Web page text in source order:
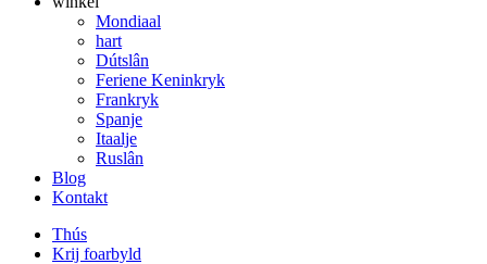
Mondiaal
hart
Dútslân
Feriene Keninkryk
Frankryk
Spanje
Itaalje
Ruslân
Blog
Kontakt
Thús
Krij foarbyld